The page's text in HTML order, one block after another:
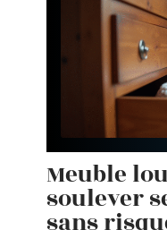
Meuble
soulever
sans